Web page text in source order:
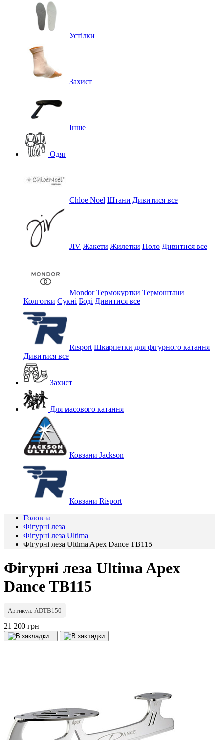
Устілки
Захист
Інше
Одяг
Chloe Noel Штани Дивитися все
JIV Жакети Жилетки Поло Дивитися все
Mondor Термокуртки Термоштани
Колготки Сукні Боді Дивитися все
Risport Шкарпетки для фігурного катання
Дивитися все
Захист
Для масового катання
Ковзани Jackson
Ковзани Risport
Головна
Фігурні леза
Фігурні леза Ultima
Фігурні леза Ultima Apex Dance TB115
Фігурні леза Ultima Apex
Dance TB115
Артикул: ADTB150
21 200 грн